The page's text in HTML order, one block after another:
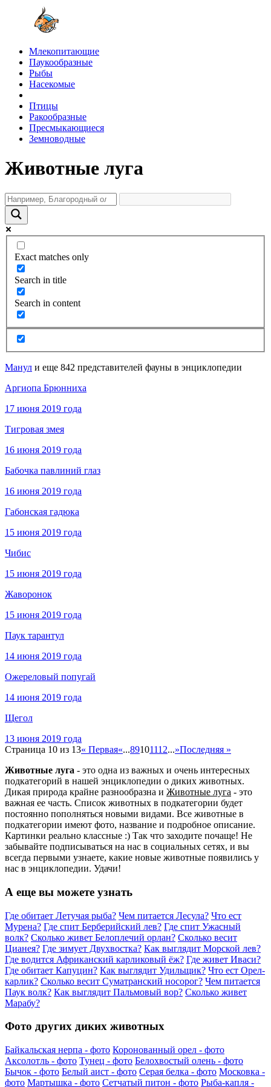
Млекопитающие
Паукообразные
Рыбы
Насекомые
Птицы
Ракообразные
Пресмыкающиеся
Земноводные
Животные луга
Exact matches only
Search in title
Search in content
Манул и еще 842 представителей фауны в энциклопедии
Аргиопа Брюнниха
17 июня 2019 года
Тигровая змея
16 июня 2019 года
Бабочка павлиний глаз
16 июня 2019 года
Габонская гадюка
15 июня 2019 года
Чибис
15 июня 2019 года
Жаворонок
15 июня 2019 года
Паук тарантул
14 июня 2019 года
Ожереловый попугай
14 июня 2019 года
Щегол
13 июня 2019 года
Страница 10 из 13« Первая«...89101112...»Последняя »
Животные луга - это одна из важных и очень интересных
подкатегорий в нашей энциклопедии о диких животных.
Дикая природа крайне разнообразна и Животные луга - это
важная ее часть. Список животных в подкатегории будет
постоянно пополняться новыми видами. Все животные в
подкатегории имеют фото, название и подробное описание.
Картинки реально классные :) Так что заходите почаще! Не
забывайте подписываться на нас в социальных сетях, и вы
всегда первыми узнаете, какие новые животные появились у
нас в энциклопедии. Удачи!
А еще вы можете узнать
Где обитает Летучая рыба? Чем питается Лесула? Что ест
Мурена? Где спит Берберийский лев? Где спит Ужасный
волк? Сколько живет Белоплечий орлан? Сколько весит
Цианея? Где зимует Двухвостка? Как выглядит Морской лев?
Где водится Африканский карликовый ёж? Где живет Иваси?
Где обитает Капуцин? Как выглядит Удильщик? Что ест Орел-
карлик? Сколько весит Суматранский носорог? Чем питается
Паук волк? Как выглядит Пальмовый вор? Сколько живет
Марабу?
Фото других диких животных
Байкальская нерпа - фото Коронованный орел - фото
Аксолотль - фото Тунец - фото Белохвостый олень - фото
Бычок - фото Белый аист - фото Серая белка - фото Московка -
фото Мартышка - фото Сетчатый питон - фото Рыба-капля -